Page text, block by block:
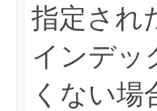
指定され
インデッ
くない場